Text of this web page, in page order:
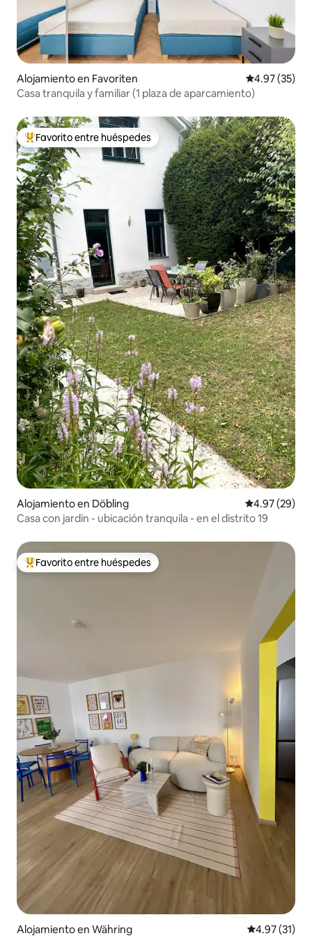
Alojamiento en Favoriten Calificación
4.97 (35)
Casa tranquila y familiar (1 plaza de aparcamiento)
Favorito entre huéspedes preferido
Favorito entre huéspedes
Alojamiento en Döbling Calificación
4.97 (29)
Casa con jardín - ubicación tranquila - en el distrito 19
Favorito entre huéspedes preferido
Favorito entre huéspedes
Alojamiento en Währing Calificación
4.97 (31)